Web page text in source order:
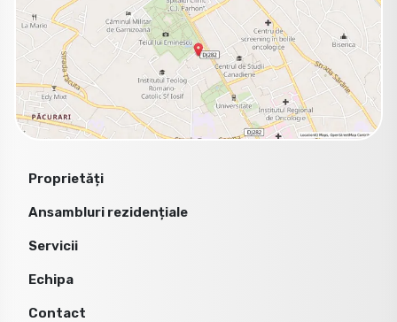
Proprietăți
Ansambluri rezidențiale
Servicii
Echipa
Contact